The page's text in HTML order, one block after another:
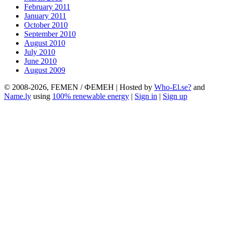
February 2011
January 2011
October 2010
September 2010
August 2010
July 2010
June 2010
August 2009
© 2008-2026, FEMEN / ФЕМЕН | Hosted by Who-El.se? and
Name.ly using 100% renewable energy | Sign in | Sign up